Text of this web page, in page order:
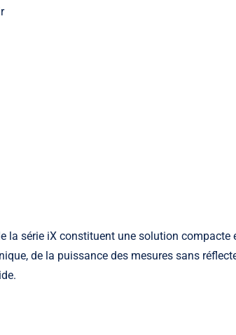
la série iX constituent une solution compacte
de la puissance des mesures sans